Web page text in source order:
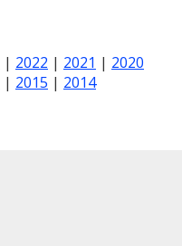
| 2022 | 2021 | 2020
| 2015 | 2014